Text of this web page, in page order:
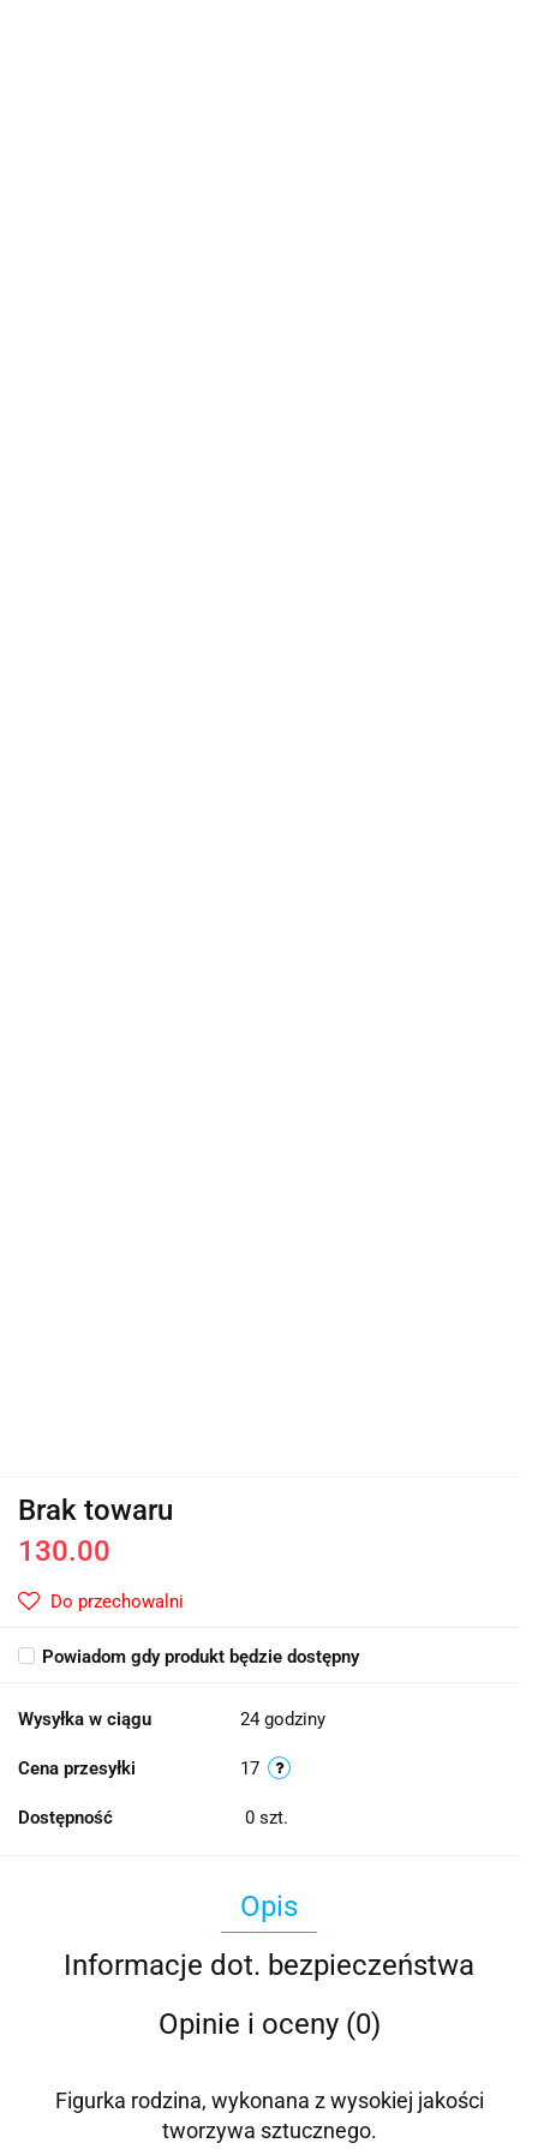
Brak towaru
130.00
Do przechowalni
Powiadom gdy produkt będzie dostępny
Wysyłka w ciągu 24 godziny
Cena przesyłki 17
Dostępność 0 szt.
Opis
Informacje dot. bezpieczeństwa
Opinie i oceny (0)
Figurka rodzina, wykonana z wysokiej jakości
tworzywa sztucznego.